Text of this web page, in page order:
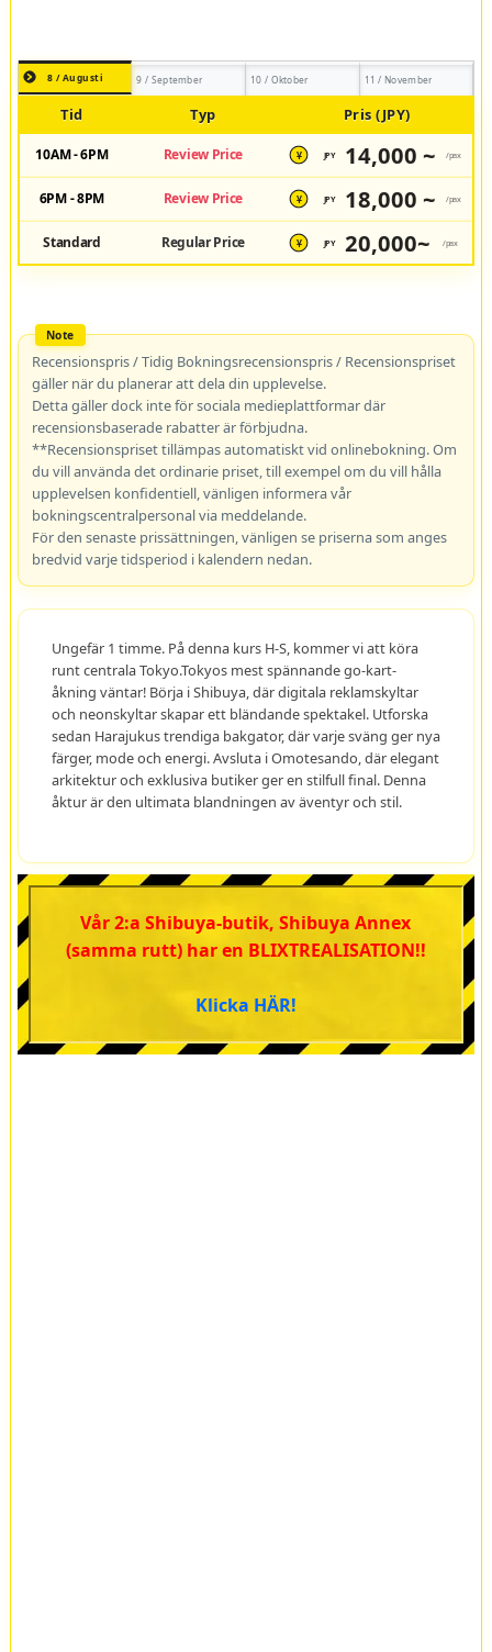
8 / Augusti 9 / September 10 / Oktober 11 / November
Tid Typ Pris (JPY)
10AM - 6PM Review Price ¥ JPY 14,000 ~ /pax
6PM - 8PM Review Price ¥ JPY 18,000 ~ /pax
Standard Regular Price ¥ JPY 20,000~ /pax
Recensionspris / Tidig Bokningsrecensionspris / Recensionspriset
gäller när du planerar att dela din upplevelse.
Detta gäller dock inte för sociala medieplattformar där
recensionsbaserade rabatter är förbjudna.
**Recensionspriset tillämpas automatiskt vid onlinebokning. Om
du vill använda det ordinarie priset, till exempel om du vill hålla
upplevelsen konfidentiell, vänligen informera vår
bokningscentralpersonal via meddelande.
För den senaste prissättningen, vänligen se priserna som anges
bredvid varje tidsperiod i kalendern nedan.
Ungefär 1 timme. På denna kurs H-S, kommer vi att köra
runt centrala Tokyo.Tokyos mest spännande go-kart-
åkning väntar! Börja i Shibuya, där digitala reklamskyltar
och neonskyltar skapar ett bländande spektakel. Utforska
sedan Harajukus trendiga bakgator, där varje sväng ger nya
färger, mode och energi. Avsluta i Omotesando, där elegant
arkitektur och exklusiva butiker ger en stilfull final. Denna
åktur är den ultimata blandningen av äventyr och stil.
Vår 2:a Shibuya-butik, Shibuya Annex
(samma rutt) har en BLIXTREALISATION!!
Klicka HÄR!